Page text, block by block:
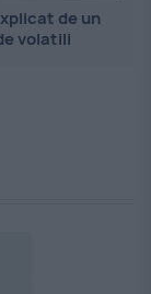
de un
volatili